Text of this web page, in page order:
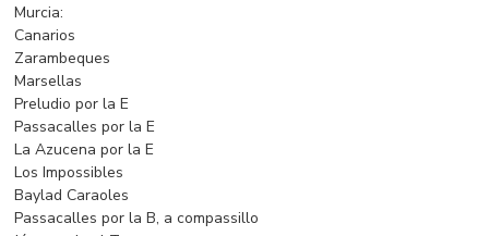
Murcia:
Canarios
Zarambeques
Marsellas
Preludio por la E
Passacalles por la E
La Azucena por la E
Los Impossibles
Baylad Caraoles
Passacalles por la B, a compassillo